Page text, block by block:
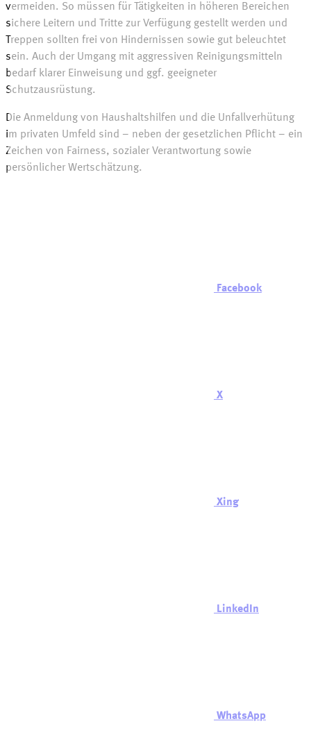
vermeiden. So müssen für Tätigkeiten in höheren Bereichen
sichere Leitern und Tritte zur Verfügung gestellt werden und
Treppen sollten frei von Hindernissen sowie gut beleuchtet
sein. Auch der Umgang mit aggressiven Reinigungsmitteln
bedarf klarer Einweisung und ggf. geeigneter
Schutzausrüstung.
Die Anmeldung von Haushaltshilfen und die Unfallverhütung
im privaten Umfeld sind – neben der gesetzlichen Pflicht – ein
Zeichen von Fairness, sozialer Verantwortung sowie
persönlicher Wertschätzung.
Facebook
X
Xing
LinkedIn
WhatsApp